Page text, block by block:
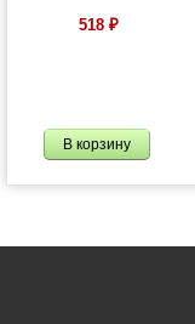
518 ₽